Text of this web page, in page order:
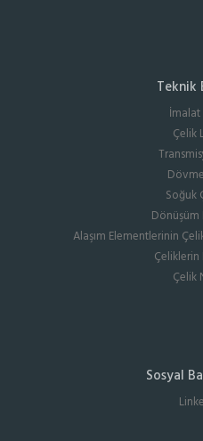
Teknik
Çelik
Soğuk
Dönüşüm
Alaşım Elementlerinin
Çeliklerin
Çelik
Sosyal